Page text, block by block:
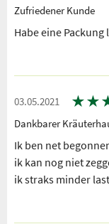
Zufriedener Kunde
Habe eine
03.05.2021 ★★
Dankbarer
Ik ben net
ik kan nog niet
ik straks minder